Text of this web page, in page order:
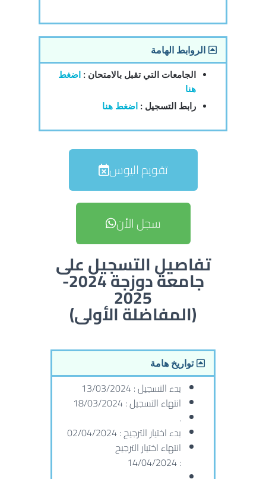
الروابط الهامة
الجامعات التي تقبل بالامتحان : اضغط
هنا
رابط التسجيل : اضغط هنا
تقويم اليوس
سجل الأن
تفاصيل التسجيل على
جامعة دوزجة 2024-
2025
(المفاضلة الأولى)
تواريخ هامة
بدء التسجيل : 13/03/2024
انتهاء التسجيل : 18/03/2024
.
بدء اختيار الترجيح : 02/04/2024
انتهاء اختيار الترجيح
: 14/04/2024